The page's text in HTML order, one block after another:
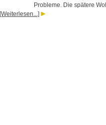
Probleme. Die spätere
[Weiterlesen...]